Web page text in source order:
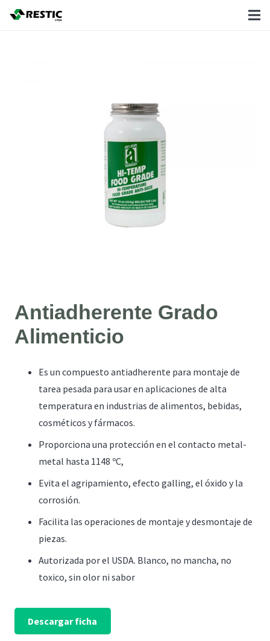
Antiadherente Grado
Alimenticio
Es un compuesto antiadherente para montaje de
tarea pesada para usar en aplicaciones de alta
temperatura en industrias de alimentos, bebidas,
cosméticos y fármacos.
Proporciona una protección en el contacto metal-
metal hasta 1148 ºC,
Evita el agripamiento, efecto galling, el óxido y la
corrosión.
Facilita las operaciones de montaje y desmontaje de
piezas.
Autorizada por el USDA. Blanco, no mancha, no
toxico, sin olor ni sabor
Descargar ficha